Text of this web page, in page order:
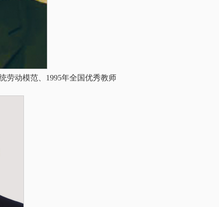
劳动模范、1995年全国优秀教师